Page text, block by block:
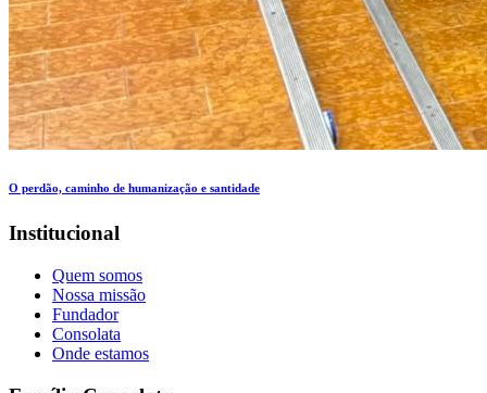
O perdão, caminho de humanização e santidade
Institucional
Quem somos
Nossa missão
Fundador
Consolata
Onde estamos